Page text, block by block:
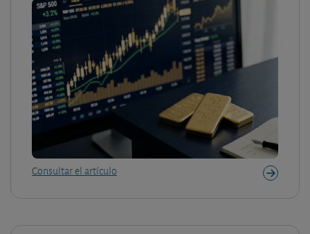
Consultar el artículo